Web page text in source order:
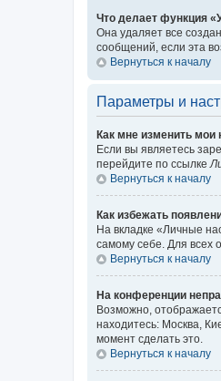
Что делает функция
Она удаляет все
сообщений, если эта
Вернуться к началу
Параметры и
Как мне изменить мои
Если вы являетесь
перейдите по ссылке
Вернуться к началу
Как избежать
На вкладке «Личные
самому себе. Для всех
Вернуться к началу
На конференции
Возможно,
находитесь: Москва,
момент сделать это.
Вернуться к началу